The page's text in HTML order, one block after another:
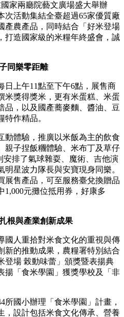
國家兩廳院藝文廣場盛大舉辦
次活動集結全臺超過65家優質廠
產農產品，同時結合「好米登場
打造國家級的米糧年終盛會，誠
同樂零距離
日上午11點至下午6點，展售商
米獎得獎米，更有米蛋糕、米蛋
品，以及國產蕎麥麵、醬油、豆
作精品。
動體驗，推廣以米飯為主的飲食
親子捏飯糰體驗、米布丁及草仔
排了氣球雜耍、魔術、吉他演
星波力隊長與安寶現身同樂。
展售產品，可至服務臺兌換贈品
1,000元攤位抵用券，好康多
根與產業創新成果
國人重拾對米食文化的重視與傳
新的推動成果，農糧署特別結合
登場 榖動味蕾」頒獎暨表揚典
揚「食米學園」獲獎學校及「非
所國小辦理「食米學園」計畫，
，設計包括米食文化傳承、營養